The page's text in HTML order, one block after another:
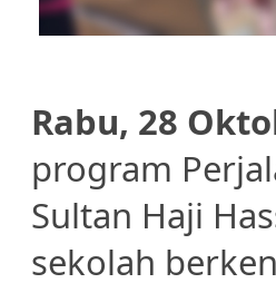
Rabu, 28
program
Sultan Haji
sekolah